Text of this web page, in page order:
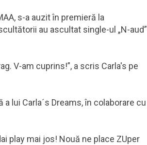
s-a auzit în premieră la
au ascultat single-ul „N-aud”
V-am cuprins!”, a scris Carla's pe
lui Carla´s Dreams, în colaborare cu
play mai jos! Nouă ne place ZUper